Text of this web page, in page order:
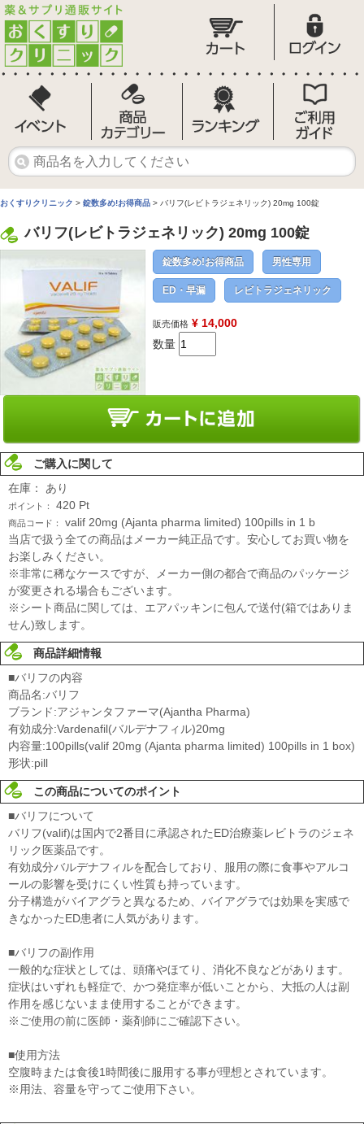
おくすりクリニック > 錠数多め!お得商品 > バリフ(レビトラジェネリック) 20mg 100錠
バリフ(レビトラジェネリック) 20mg 100錠
錠数多め!お得商品 男性専用
ED・早漏 レビトラジェネリック
販売価格 ¥ 14,000
数量
ご購入に関して
在庫： あり
ポイント： 420 Pt
商品コード：
valif 20mg (Ajanta pharma limited) 100pills in 1 b
当店で扱う全ての商品はメーカー純正品です。安心してお買い物を
お楽しみください。
※非常に稀なケースですが、メーカー側の都合で商品のパッケージ
が変更される場合もございます。
※シート商品に関しては、エアパッキンに包んで送付(箱ではありま
せん)致します。
商品詳細情報
■バリフの内容
商品名:バリフ
ブランド:アジャンタファーマ(Ajantha Pharma)
有効成分:Vardenafil(バルデナフィル)20mg
内容量:100pills(valif 20mg (Ajanta pharma limited) 100pills in 1 box)
形状:pill
この商品についてのポイント
■バリフについて
バリフ(valif)は国内で2番目に承認されたED治療薬レビトラのジェネ
リック医薬品です。
有効成分バルデナフィルを配合しており、服用の際に食事やアルコ
ールの影響を受けにくい性質も持っています。
分子構造がバイアグラと異なるため、バイアグラでは効果を実感で
きなかったED患者に人気があります。
■バリフの副作用
一般的な症状としては、頭痛やほてり、消化不良などがあります。
症状はいずれも軽症で、かつ発症率が低いことから、大抵の人は副
作用を感じないまま使用することができます。
※ご使用の前に医師・薬剤師にご確認下さい。
■使用方法
空腹時または食後1時間後に服用する事が理想とされています。
※用法、容量を守ってご使用下さい。